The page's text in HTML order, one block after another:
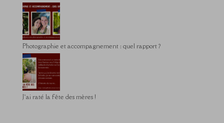
Photographie et accompagnement : quel rapport ?
J’ai raté la fête des mères !